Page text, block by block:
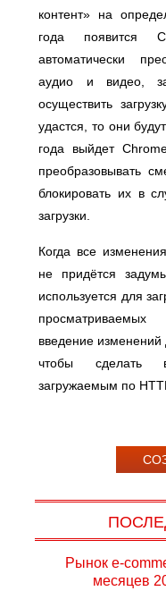
контент» на
года появится
автоматически
аудио и видео,
осуществить
удастся, то они
года выйдет
преобразовывать
блокировать их в
загрузки.
Когда все
не придётся
используется для
просматриваемых
введение изменений
чтобы сделать
загружаемым по
Рынок e-
месяцев